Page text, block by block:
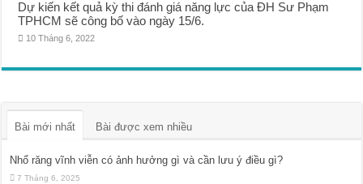
Dự kiến kết quả kỳ thi đánh giá năng lực của ĐH Sư Phạm
TPHCM sẽ công bố vào ngày 15/6.
10 Tháng 6, 2022
Bài mới nhất Bài được xem nhiều
Nhổ răng vĩnh viễn có ảnh hưởng gì và cần lưu ý điều gì?
7 Tháng 6, 2025